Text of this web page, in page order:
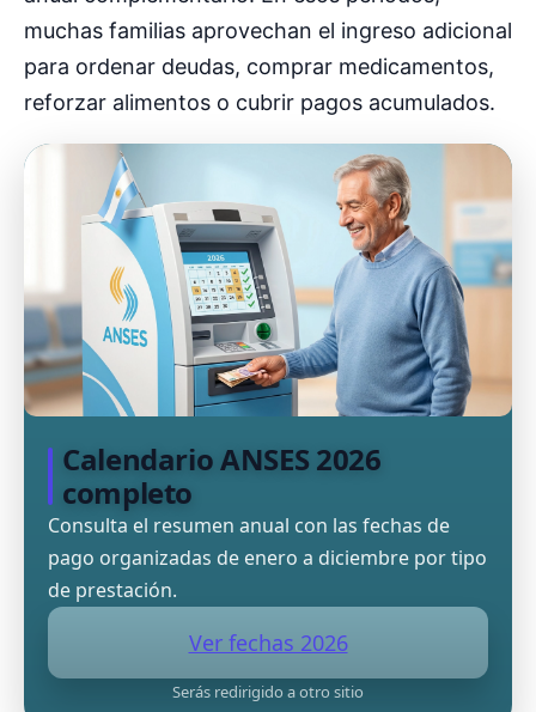
muchas familias aprovechan el ingreso adicional
para ordenar deudas, comprar medicamentos,
reforzar alimentos o cubrir pagos acumulados.
Calendario ANSES 2026
completo
Consulta el resumen anual con las fechas de
pago organizadas de enero a diciembre por tipo
de prestación.
Ver fechas 2026
Serás redirigido a otro sitio